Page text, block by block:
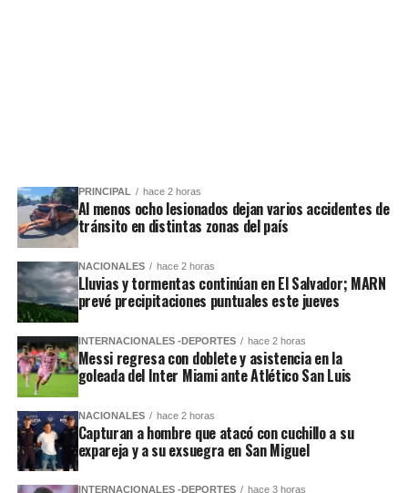
PRINCIPAL hace 2 horas
Al menos ocho lesionados dejan varios accidentes de
tránsito en distintas zonas del país
NACIONALES hace 2 horas
Lluvias y tormentas continúan en El Salvador; MARN
prevé precipitaciones puntuales este jueves
INTERNACIONALES -DEPORTES hace 2 horas
Messi regresa con doblete y asistencia en la
goleada del Inter Miami ante Atlético San Luis
NACIONALES hace 2 horas
Capturan a hombre que atacó con cuchillo a su
expareja y a su exsuegra en San Miguel
INTERNACIONALES -DEPORTES hace 3 horas